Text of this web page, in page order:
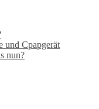
und Cpapgerät
nun?